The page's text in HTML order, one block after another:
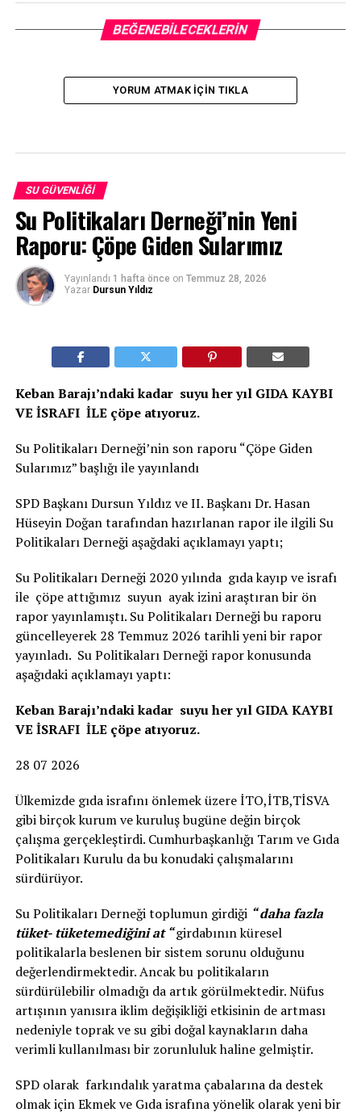
BEĞENEBILECEKLERIN
YORUM ATMAK IÇIN TIKLA
SU GÜVENLIĞI
Su Politikaları Derneği’nin Yeni
Raporu: Çöpe Giden Sularımız
Yayınlandı 1 hafta önce on Temmuz 28, 2026
Yazar Dursun Yıldız
Keban Barajı’ndaki kadar suyu her yıl GIDA KAYBI
VE İSRAFI İLE çöpe atıyoruz.
Su Politikaları Derneği’nin son raporu “Çöpe Giden
Sularımız” başlığı ile yayınlandı
SPD Başkanı Dursun Yıldız ve II. Başkanı Dr. Hasan
Hüseyin Doğan tarafından hazırlanan rapor ile ilgili Su
Politikaları Derneği aşağdaki açıklamayı yaptı;
Su Politikaları Derneği 2020 yılında gıda kayıp ve israfı
ile çöpe attığımız suyun ayak izini araştıran bir ön
rapor yayınlamıştı. Su Politikaları Derneği bu raporu
güncelleyerek 28 Temmuz 2026 tarihli yeni bir rapor
yayınladı. Su Politikaları Derneği rapor konusunda
aşağıdaki açıklamayı yaptı:
Keban Barajı’ndaki kadar suyu her yıl GIDA KAYBI
VE İSRAFI İLE çöpe atıyoruz.
28 07 2026
Ülkemizde gıda israfını önlemek üzere İTO,İTB,TİSVA
gibi birçok kurum ve kuruluş bugüne değin birçok
çalışma gerçekleştirdi. Cumhurbaşkanlığı Tarım ve Gıda
Politikaları Kurulu da bu konudaki çalışmalarını
sürdürüyor.
Su Politikaları Derneği toplumun girdiği “ daha fazla
tüket- tüketemediğini at “girdabının küresel
politikalarla beslenen bir sistem sorunu olduğunu
değerlendirmektedir. Ancak bu politikaların
sürdürülebilir olmadığı da artık görülmektedir. Nüfus
artışının yanısıra iklim değişikliği etkisinin de artması
nedeniyle toprak ve su gibi doğal kaynakların daha
verimli kullanılması bir zorunluluk haline gelmiştir.
SPD olarak farkındalık yaratma çabalarına da destek
olmak için Ekmek ve Gıda israfına yönelik olarak yeni bir